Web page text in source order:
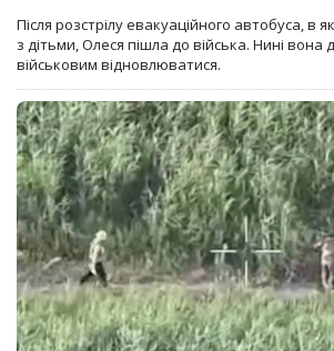
Після розстрілу евакуаційного автобуса, в
з дітьми, Олеся пішла до війська. Нині вона
військовим відновлюватися.